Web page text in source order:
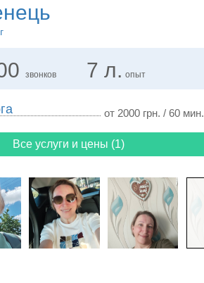
звонков 7 л. опыт
от 2000 грн. / 60 мин.
Все услуги и цены (1)